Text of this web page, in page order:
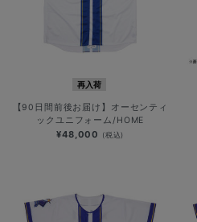
再入荷
【90日間前後お届け】オーセンティ
ックユニフォーム/HOME
¥48,000 (税込)